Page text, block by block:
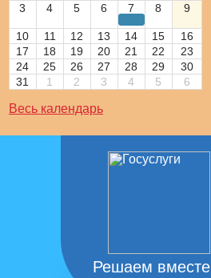
3 4 5 6 7 8 9
10 11 12 13 14 15
16
17
18 19 20 21 22
23
24
25 26 27 28 29
30
31
1 2 3 4 5 6
Весь календарь
Решаем вместе